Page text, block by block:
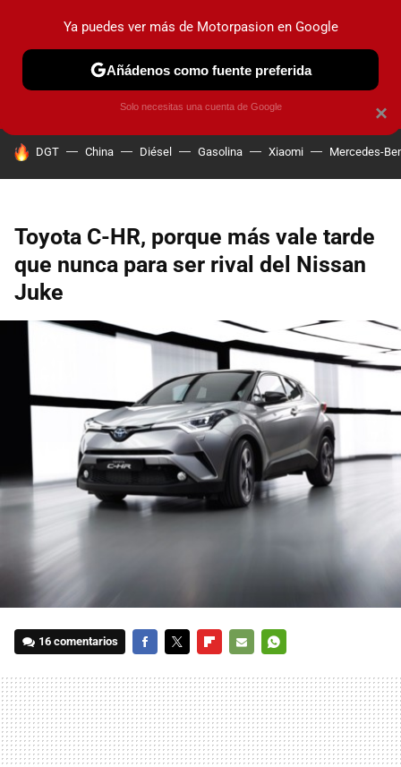
PRUEBAS COCHES ELÉCTRICOS OBSERVATORIO
HOY SE HABLA DE
DGT China Diésel Gasolina Xiaomi Mercedes-
Toyota C-HR, porque más vale tarde
que nunca para ser rival del Nissan
Juke
16 comentarios
MAIL
×
Ya puedes ver más de Motorpasion en Google
Añádenos como fuente preferida
Solo necesitas una cuenta de Google